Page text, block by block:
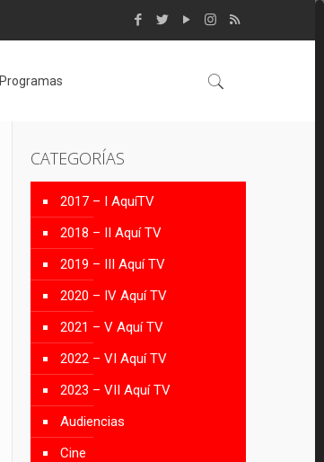
Programas
CATEGORÍAS
2017 – I AquíTV
2018 – II Aquí TV
2019 – III Aquí TV
2020 – IV Aquí TV
2021 – V Aquí TV
2022 – VI Aquí TV
2023 – VII Aquí TV
Audiencias
Cine